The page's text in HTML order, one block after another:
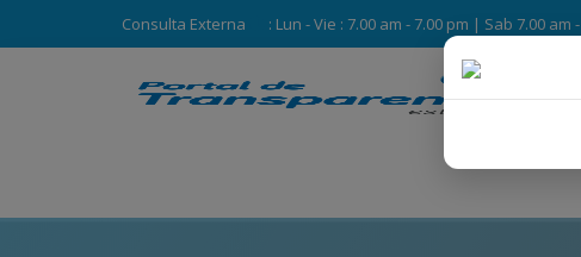
Consulta Externa : Lun - Vie : 7.00 am - 7.00 pm | Sab 7.00 am